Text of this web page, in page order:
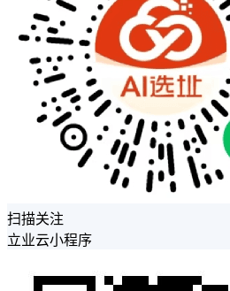
扫描关注
立业云小程序